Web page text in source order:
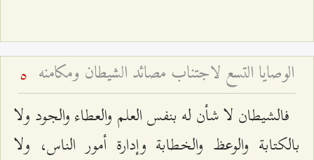
الوصايا التسع لاجتناب مصائد الشيطان ومكامنه 5
فالشيطان لا شأن له بنفس العلم والعطاء والجود ولا
بالكتابة والوعظ والخطابة وإدارة أمور الناس، ولا